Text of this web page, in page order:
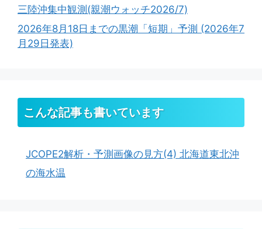
三陸沖集中観測(親潮ウォッチ2026/7)
2026年8月18日までの黒潮「短期」予測 (2026年7
月29日発表)
こんな記事も書いています
JCOPE2解析・予測画像の見方(4) 北海道東北沖
の海水温